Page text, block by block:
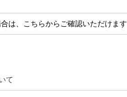
は、こちらからご確認いただけます
て